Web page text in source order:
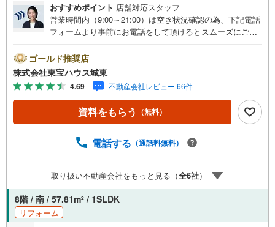
おすすめポイント 店舗対応スタッフ
営業時間内（9:00～21:00）は空き状況確認の為、下記電話
フォームより事前にお電話をして頂けるとスムーズにご案
カレンダーの作成▽ご購入後もお客様の人生のパートナー
として暮らしの「安心」を守り続けます。【Yahoo！ 不動
産キャンペーン対象店舗】当店で物件を成約するとPayPay
ボーナスライトがもらえる「Yahoo！ 不動産 物件ご成約キ
ャンペーン」の対象になります。「資料をもらう」「見学
予約をする」ボタンからお問い合わせください。※必ずYah
スライトは出金と譲渡はできません。ご案内・詳細な資料
時受け付けております！■頭金0円からのご購入可能です■
（諸費用もOK）お気軽にお問い合わせください。
ゴールド推奨店
株式会社東宝ハウス城東
4.69 不動産会社レビュー 66件
資料をもらう （無料）
電話する （通話料無料）
取り扱い不動産会社をもっと見る（全6社）
8階 / 南 / 57.81m2 / 1SLDK
リフォーム